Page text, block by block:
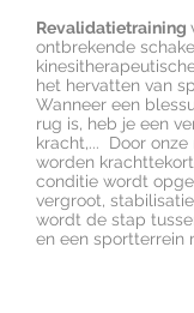
Revalidatietraining
ontbrekende
het hervatten van
Wanneer een
rug is, heb je een
kracht,... Door
worden
conditie wordt
vergroot,
wordt de stap
en een sportterrein